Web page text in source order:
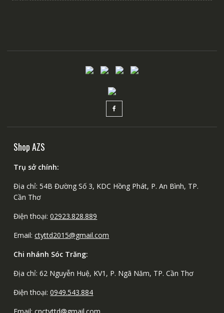
Shop AZS
Trụ sở chính:
Địa chỉ: 54B Đường Số 3, KDC Hồng Phát, P. An Bình, TP.
Cần Thơ
Điện thoại:02923.828.889
Email:ctyttd2015@gmail.com
Chi nhánh Sóc Trăng:
Địa chỉ: 62 Nguyễn Huệ, KV1, P. Ngã Năm, TP. Cần Thơ
Điện thoại:0949.543.884